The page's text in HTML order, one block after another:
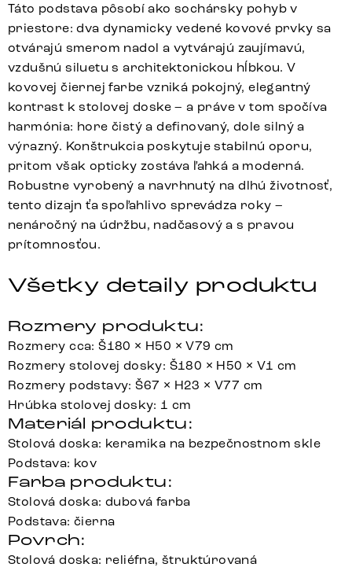
Táto podstava pôsobí ako sochársky pohyb v
priestore: dva dynamicky vedené kovové prvky sa
otvárajú smerom nadol a vytvárajú zaujímavú,
vzdušnú siluetu s architektonickou hĺbkou. V
kovovej čiernej farbe vzniká pokojný, elegantný
kontrast k stolovej doske – a práve v tom spočíva
harmónia: hore čistý a definovaný, dole silný a
výrazný. Konštrukcia poskytuje stabilnú oporu,
pritom však opticky zostáva ľahká a moderná.
Robustne vyrobený a navrhnutý na dlhú životnosť,
tento dizajn ťa spoľahlivo sprevádza roky –
nenáročný na údržbu, nadčasový a s pravou
prítomnosťou.
Všetky detaily produktu
Rozmery produktu:
Rozmery cca: Š180 × H50 × V79 cm
Rozmery stolovej dosky: Š180 × H50 × V1 cm
Rozmery podstavy: Š67 × H23 × V77 cm
Hrúbka stolovej dosky: 1 cm
Materiál produktu:
Stolová doska: keramika na bezpečnostnom skle
Podstava: kov
Farba produktu:
Stolová doska: dubová farba
Podstava: čierna
Povrch:
Stolová doska: reliéfna, štruktúrovaná